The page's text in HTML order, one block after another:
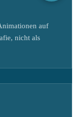
auf
nicht als